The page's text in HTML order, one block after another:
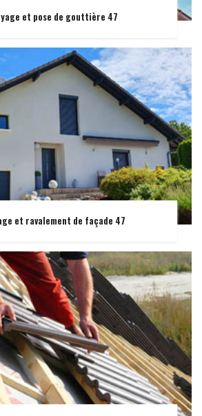
et pose de gouttière 47
et ravalement de façade 47